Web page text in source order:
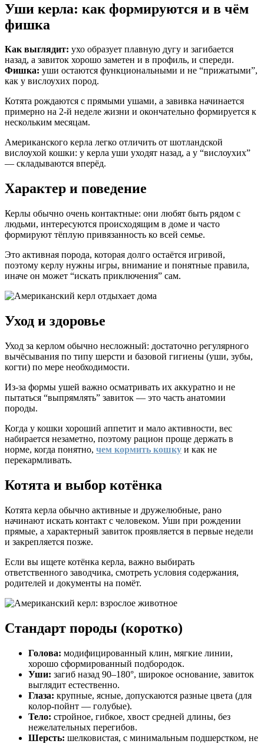
Уши керла: как формируются и в чём
фишка
Как выглядит: ухо образует плавную дугу и загибается
назад, а завиток хорошо заметен и в профиль, и спереди.
Фишка: уши остаются функциональными и не “прижатыми”,
как у вислоухих пород.
Котята рождаются с прямыми ушами, а завивка начинается
примерно на 2-й неделе жизни и окончательно формируется к
нескольким месяцам.
Американского керла легко отличить от шотландской
вислоухой кошки: у керла уши уходят назад, а у “вислоухих”
— складываются вперёд.
Характер и поведение
Керлы обычно очень контактные: они любят быть рядом с
людьми, интересуются происходящим в доме и часто
формируют тёплую привязанность ко всей семье.
Это активная порода, которая долго остаётся игривой,
поэтому керлу нужны игры, внимание и понятные правила,
иначе он может “искать приключения” сам.
Уход и здоровье
Уход за керлом обычно несложный: достаточно регулярного
вычёсывания по типу шерсти и базовой гигиены (уши, зубы,
когти) по мере необходимости.
Из-за формы ушей важно осматривать их аккуратно и не
пытаться “выпрямлять” завиток — это часть анатомии
породы.
Когда у кошки хороший аппетит и мало активности, вес
набирается незаметно, поэтому рацион проще держать в
норме, когда понятно, чем кормить кошку и как не
перекармливать.
Котята и выбор котёнка
Котята керла обычно активные и дружелюбные, рано
начинают искать контакт с человеком. Уши при рождении
прямые, а характерный завиток проявляется в первые недели
и закрепляется позже.
Если вы ищете котёнка керла, важно выбирать
ответственного заводчика, смотреть условия содержания,
родителей и документы на помёт.
Стандарт породы (коротко)
Голова: модифицированный клин, мягкие линии,
хорошо сформированный подбородок.
Уши: загиб назад 90–180°, широкое основание, завиток
выглядит естественно.
Глаза: крупные, ясные, допускаются разные цвета (для
колор-пойнт — голубые).
Тело: стройное, гибкое, хвост средней длины, без
нежелательных перегибов.
Шерсть: шелковистая, с минимальным подшерстком, не